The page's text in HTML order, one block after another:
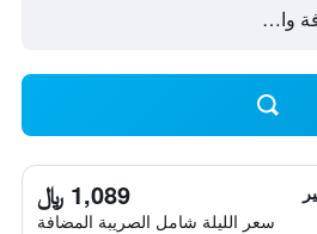
1,089 ﷼
سعر الليلة شامل الصريبة المضافة